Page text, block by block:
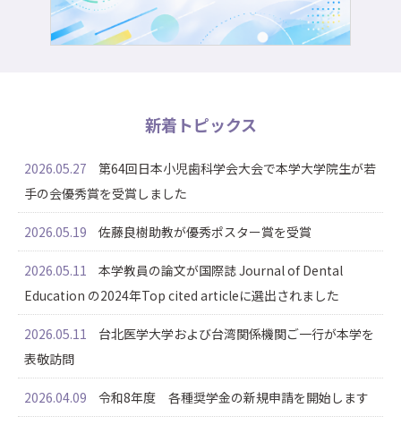
新着トピックス
2026.05.27
第64回日本小児歯科学会大会で本学大学院生が若
手の会優秀賞を受賞しました
2026.05.19 佐藤良樹助教が優秀ポスター賞を受賞
2026.05.11
本学教員の論文が国際誌 Journal of Dental
Education の2024年Top cited articleに選出されました
2026.05.11
台北医学大学および台湾関係機関ご一行が本学を
表敬訪問
2026.04.09 令和8年度 各種奨学金の新規申請を開始します